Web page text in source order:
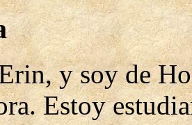
y soy de
Estoy